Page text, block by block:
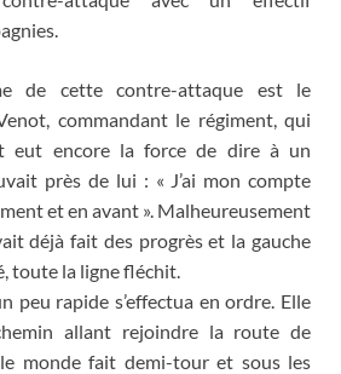
de cette contre-attaque est le
commandant le régiment, qui
eut encore la force de dire à un
près de lui : « J’ai mon compte
et en avant ». Malheureusement
déjà fait des progrès et la gauche
toute la ligne fléchit.
peu rapide s’effectua en ordre. Elle
allant rejoindre la route de
monde fait demi-tour et sous les